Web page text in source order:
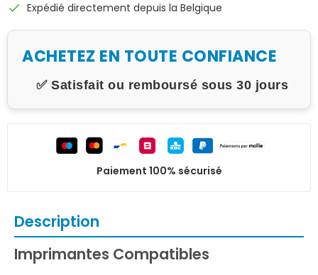
check Expédié directement depuis la Belgique
ACHETEZ EN TOUTE CONFIANCE
✅ Satisfait ou remboursé sous 30 jours
Paiement 100% sécurisé
Description
Imprimantes Compatibles